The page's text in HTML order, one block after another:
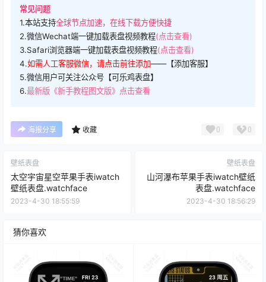
常见问题
1.本站支持全球节点加速，在线下载方便快捷
2.微信Wechat端一键加载表盘视频教程(点击查看)
3.Safari浏览器端一键加载表盘视频教程(点击查看)
4.如需人工客服微信，请点击前往添加——【添加客服】
5.微信用户可关注公众号【可乐鸡表盘】
6.最新版《新手教程图文版》点击查看
海报分享 收藏 0 0
壁纸表盘
太空宇宙星空苹果手表iwatch
壁纸表盘.watchface
2023-4-30 18:55:59
壁纸表盘
山河瀑布苹果手表iwatch壁纸
表盘.watchface
2023-4-30 18:56:29
猜你喜欢